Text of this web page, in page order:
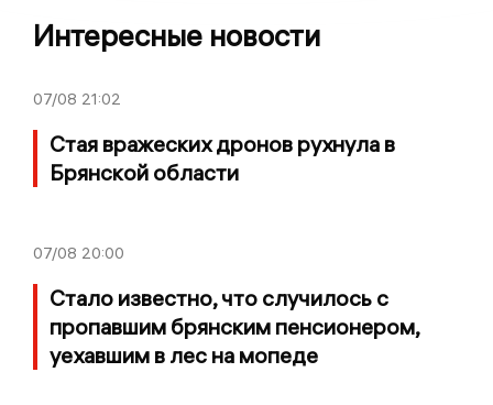
Интересные новости
07/08 21:02
Стая вражеских дронов рухнула в
Брянской области
07/08 20:00
Стало известно, что случилось с
пропавшим брянским пенсионером,
уехавшим в лес на мопеде